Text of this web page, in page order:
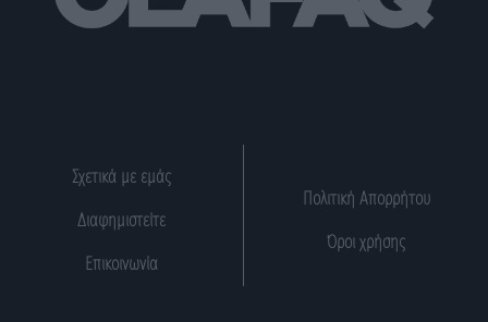
Σχετικά με εμάς
Διαφημιστείτε
Επικοινωνία
Πολιτική Απορρήτου
Όροι χρήσης